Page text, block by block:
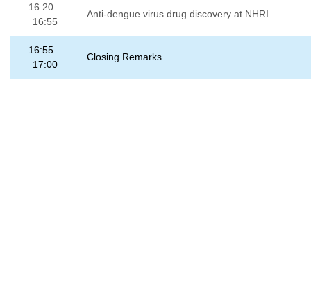
16:20 –
16:55
Anti-dengue virus drug discovery at NHRI
16:55 –
17:00
Closing Remarks